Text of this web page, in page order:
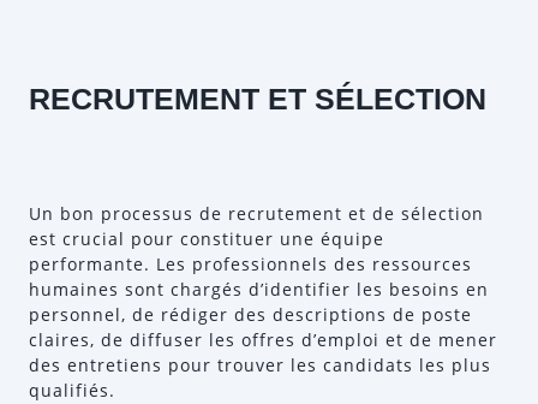
RECRUTEMENT ET SÉLECTION
Un bon processus de recrutement et de sélection
est crucial pour constituer une équipe
performante. Les professionnels des ressources
humaines sont chargés d’identifier les besoins en
personnel, de rédiger des descriptions de poste
claires, de diffuser les offres d’emploi et de mener
des entretiens pour trouver les candidats les plus
qualifiés.